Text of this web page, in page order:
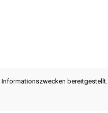
bereitgestellt.